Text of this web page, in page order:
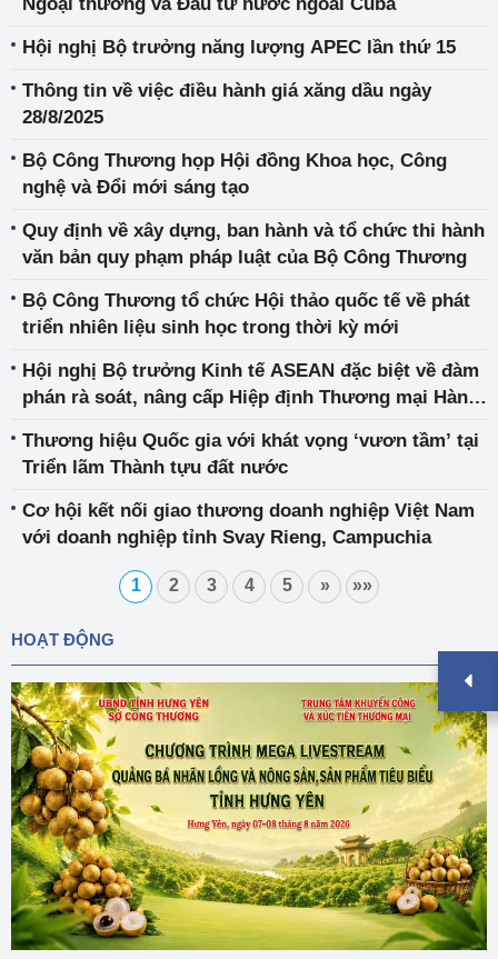
Hội nghị Bộ trưởng năng lượng APEC lần thứ 15
Thông tin về việc điều hành giá xăng dầu ngày
28/8/2025
Bộ Công Thương họp Hội đồng Khoa học, Công
nghệ và Đổi mới sáng tạo
Quy định về xây dựng, ban hành và tổ chức thi hành
văn bản quy phạm pháp luật của Bộ Công Thương
Bộ Công Thương tổ chức Hội thảo quốc tế về phát
triển nhiên liệu sinh học trong thời kỳ mới
Hội nghị Bộ trưởng Kinh tế ASEAN đặc biệt về đàm
phán rà soát, nâng cấp Hiệp định Thương mại Hàng
Thương hiệu Quốc gia với khát vọng ‘vươn tầm’ tại
Triển lãm Thành tựu đất nước
Cơ hội kết nối giao thương doanh nghiệp Việt Nam
với doanh nghiệp tỉnh Svay Rieng, Campuchia
1 2 3 4 5 » »»
HOẠT ĐỘNG